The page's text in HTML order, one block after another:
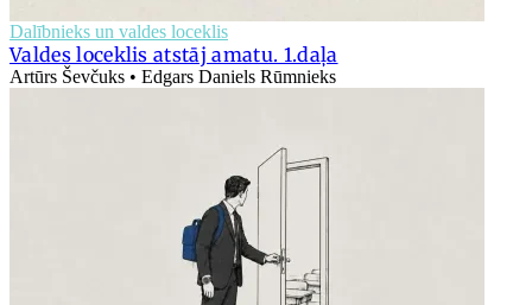
Dalībnieks un valdes loceklis
Valdes loceklis atstāj amatu. 1.daļa
Artūrs Ševčuks • Edgars Daniels Rūmnieks